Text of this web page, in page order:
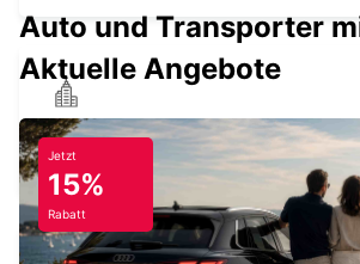
BITBURG
BITBURG - GERMANY
Auto und Transporter
Aktuelle Angebote
Jetzt
15%
Rabatt